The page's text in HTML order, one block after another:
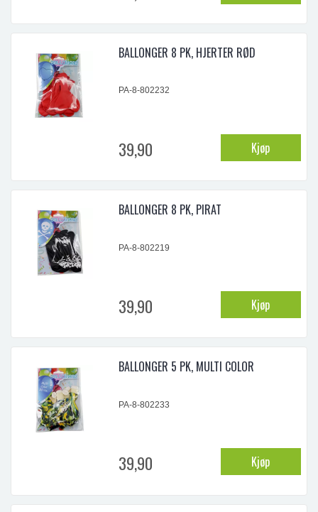
BALLONGER 8 PK, HJERTER RØD
PA-8-802232
39,90 Kjøp
BALLONGER 8 PK, PIRAT
PA-8-802219
39,90 Kjøp
BALLONGER 5 PK, MULTI COLOR
PA-8-802233
39,90 Kjøp